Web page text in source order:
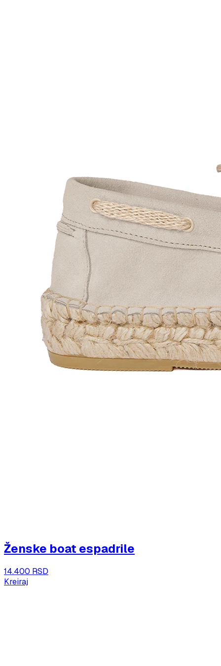
Ženske boat espadrile
14.400 RSD
Kreiraj